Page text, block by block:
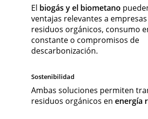
El biogás y el biometano
ventajas relevantes a
residuos orgánicos, consumo
constante o compromisos de
descarbonización.
Sostenibilidad
Ambas soluciones permiten
residuos orgánicos en energía